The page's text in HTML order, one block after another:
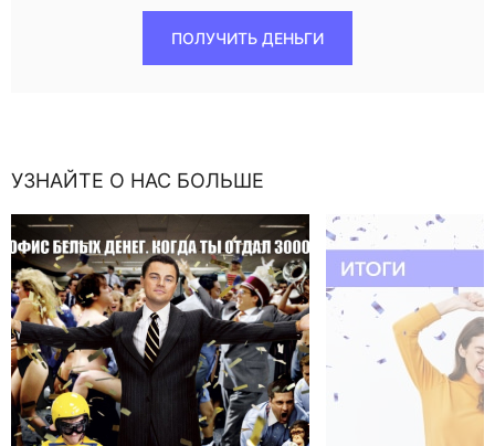
ПОЛУЧИТЬ ДЕНЬГИ
УЗНАЙТЕ О НАС БОЛЬШЕ